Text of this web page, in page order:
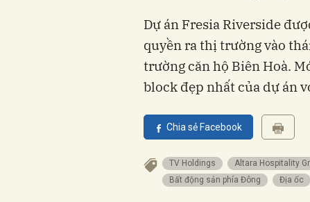
Dự án Fresia Riverside
quyền ra thị trường vào
trường căn hộ Biên Hoà.
block đẹp nhất của dự án
Chia sẻ Facebook
TV Holdings Altara Hospitality
Bất động sản phía Đông
Địa ốc